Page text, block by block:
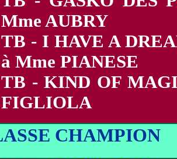
Mme AUBRY
TB - I HAVE A
à Mme PIANESE
TB - KIND OF
FIGLIOLA
CHAMPION